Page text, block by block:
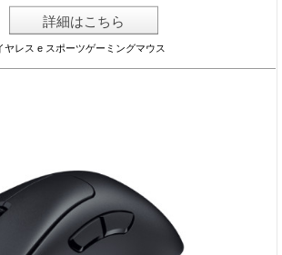
詳細はこちら
ヤレス e スポーツゲーミングマウス